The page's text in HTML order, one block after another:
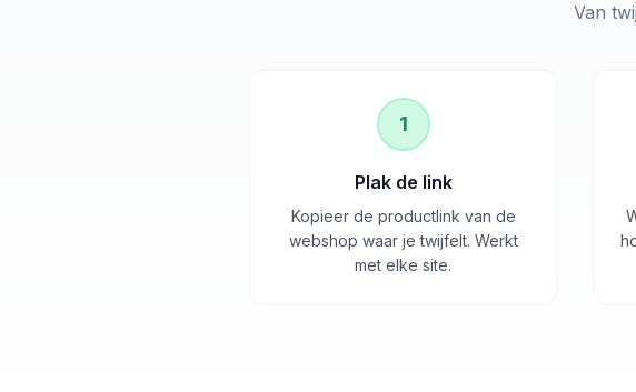
Van
1
Plak de link
Kopieer de productlink van de
webshop waar je twijfelt. Werkt
met elke site.